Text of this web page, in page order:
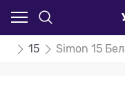
15 Simon 15